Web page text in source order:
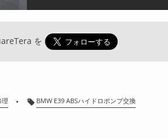
を
理 BMW E39 ABSハイドロポンプ交換